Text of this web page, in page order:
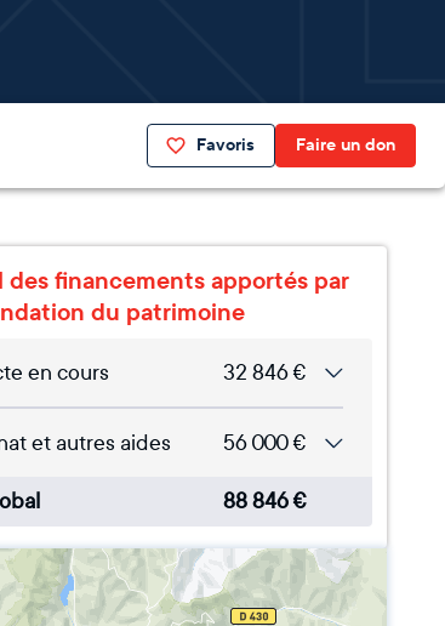
Favoris Faire un don
des financements apportés par
du patrimoine
en cours 32 846€
et autres aides 56 000€
88 846€